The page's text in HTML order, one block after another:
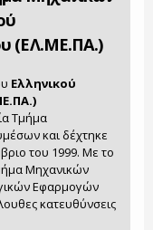
(ΕΛ.ΜΕ.ΠΑ.)
Ελληνικού
Τμήμα
και δέχτηκε
του 1999. Με το
Μηχανικών
Εφαρμογών
κατευθύνσεις